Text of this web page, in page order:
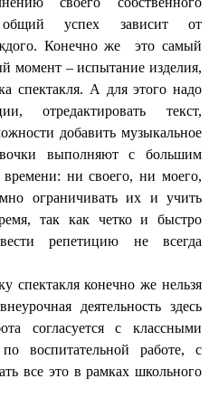
успех зависит от
Конечно же это самый
момент – испытание изделия,
спектакля. А для этого надо
отредактировать текст,
добавить музыкальное
выполняют с большим
ни своего, ни моего,
ограничивать их и учить
так как четко и быстро
репетицию не всегда
спектакля конечно же нельзя
деятельность здесь
согласуется с классными
воспитательной работе, с
все это в рамках школьного